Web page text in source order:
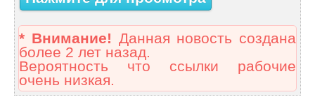
* Внимание! Данная новость создана
более 2 лет назад.
Вероятность что ссылки рабочие
очень низкая.